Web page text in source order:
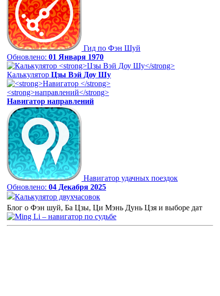
Гид по Фэн Шуй
Обновлено: 01 Января 1970
Калькулятор Цзы Вэй Доу Шу
Навигатор направлений
Навигатор удачных поездок
Обновлено: 04 Декабря 2025
Калькулятор двухчасовок
Блог о Фэн шуй, Ба Цзы, Ци Мэнь Дунь Цзя и выборе дат